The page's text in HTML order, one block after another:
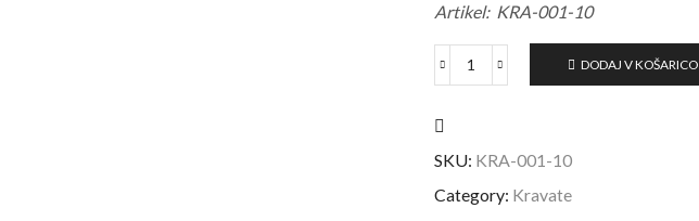
Artikel: KRA-001-10
DODAJ V KOŠARICO
SKU: KRA-001-10
Category: Kravate